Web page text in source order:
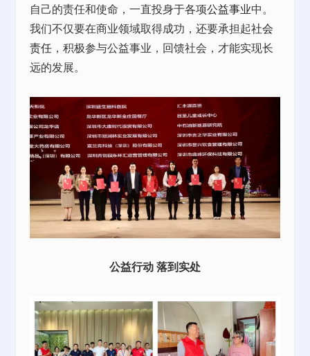
自己的责任和使命，一直投身于各项公益事业中。
我们不仅要在商业领域取得成功，还要承担起社会
责任 ，积极参与公益事业，回馈社会，才能实现长
远的发展。
公益行动 落到实处